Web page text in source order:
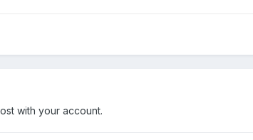
with your account.